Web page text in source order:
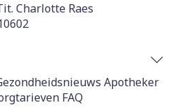
Charlotte Raes
Apotheker
FAQ